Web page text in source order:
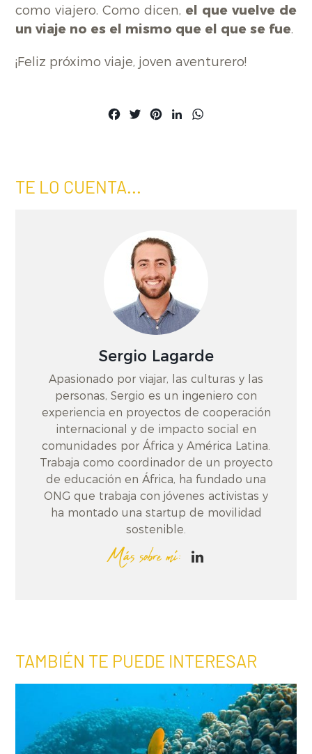
como viajero. Como dicen, el que vuelve de
un viaje no es el mismo que el que se fue.
¡Feliz próximo viaje, joven aventurero!
Facebook
TwitterPinterestLinkedIn
TE LO CUENTA...
Sergio Lagarde
Apasionado por viajar, las culturas y las
personas, Sergio es un ingeniero con
experiencia en proyectos de cooperación
internacional y de impacto social en
comunidades por África y América Latina.
Trabaja como coordinador de un proyecto
de educación en África, ha fundado una
ONG que trabaja con jóvenes activistas y
ha montado una startup de movilidad
sostenible.
Más sobre mí:
TAMBIÉN TE PUEDE INTERESAR